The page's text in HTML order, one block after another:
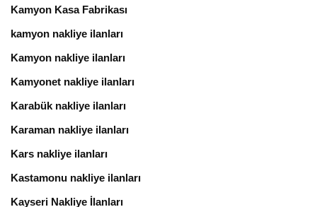
Kamyon Kasa Fabrikası
kamyon nakliye ilanları
Kamyon nakliye ilanları
Kamyonet nakliye ilanları
Karabük nakliye ilanları
Karaman nakliye ilanları
Kars nakliye ilanları
Kastamonu nakliye ilanları
Kayseri Nakliye İlanları